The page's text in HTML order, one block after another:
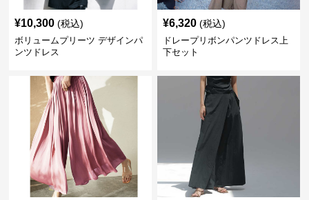
¥10,300 (税込)
ボリュームプリーツ デザインパ
ンツドレス
¥6,320 (税込)
ドレープリボンパンツドレス上
下セット